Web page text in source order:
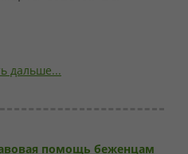
дальше...
помощь беженцам